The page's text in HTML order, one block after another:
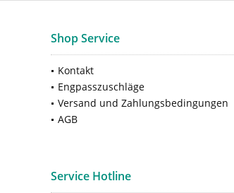
Shop Service
Kontakt
Engpasszuschläge
Versand und Zahlungsbedingungen
AGB
Service Hotline